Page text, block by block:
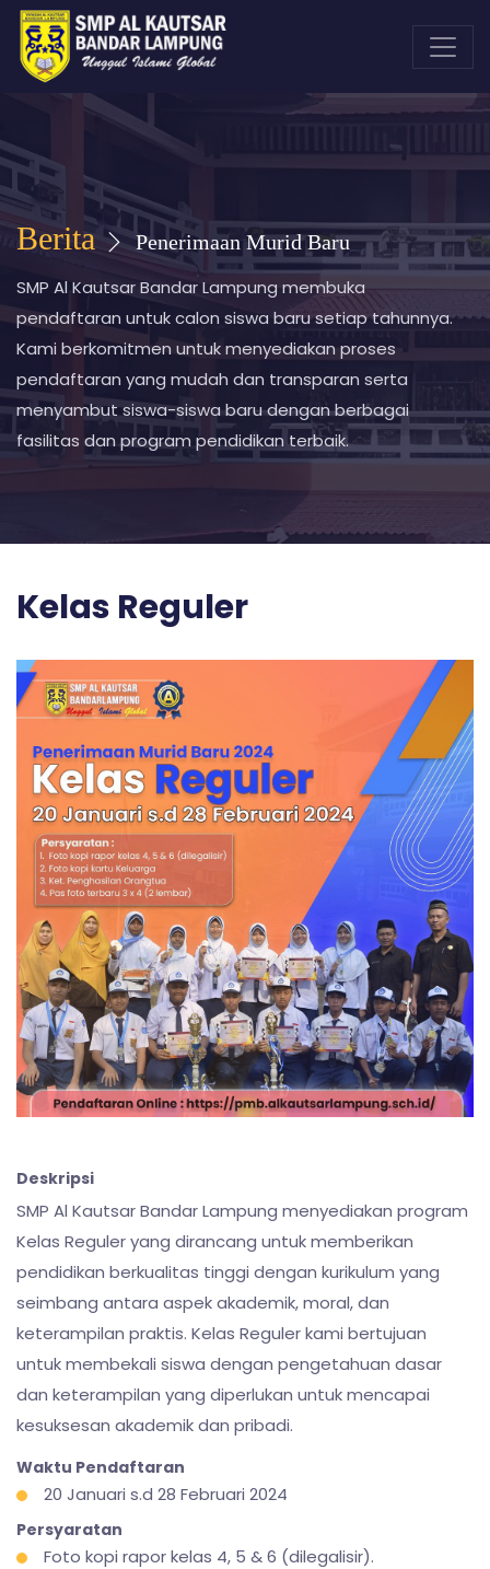
Berita Penerimaan Murid Baru
SMP Al Kautsar Bandar Lampung membuka
pendaftaran untuk calon siswa baru setiap tahunnya.
Kami berkomitmen untuk menyediakan proses
pendaftaran yang mudah dan transparan serta
menyambut siswa-siswa baru dengan berbagai
fasilitas dan program pendidikan terbaik.
Kelas Reguler
Deskripsi
SMP Al Kautsar Bandar Lampung menyediakan program
Kelas Reguler yang dirancang untuk memberikan
pendidikan berkualitas tinggi dengan kurikulum yang
seimbang antara aspek akademik, moral, dan
keterampilan praktis. Kelas Reguler kami bertujuan
untuk membekali siswa dengan pengetahuan dasar
dan keterampilan yang diperlukan untuk mencapai
kesuksesan akademik dan pribadi.
Waktu Pendaftaran
20 Januari s.d 28 Februari 2024
Persyaratan
Foto kopi rapor kelas 4, 5 & 6 (dilegalisir).